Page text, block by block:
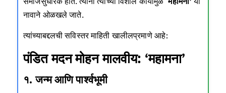
नावाने ओळखले जाते.
त्यांच्याबद्दलची सविस्तर माहिती खालीलप्रमाणे आहे:
पंडित मदन मोहन मालवीय: ‘महामना’
१. जन्म आणि पार्श्वभूमी